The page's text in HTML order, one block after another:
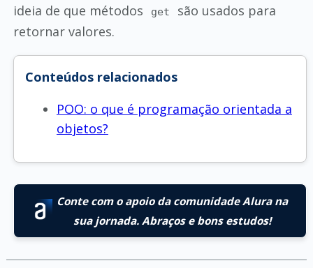
ideia de que métodos
get
são usados para
retornar valores.
Conteúdos relacionados
POO: o que é programação orientada a
objetos?
Conte com o apoio da comunidade Alura na
sua jornada. Abraços e bons estudos!